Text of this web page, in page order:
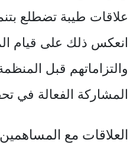
علاقات طيبة تضطلع
انعكس ذلك على قيام
والتزاماتهم قبل
المشاركة الفعالة في
العلاقات مع